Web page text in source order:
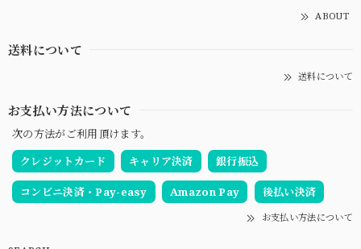
ABOUT
送料について
送料について
お支払い方法について
次の方法がご利用頂けます。
クレジットカード
キャリア決済 銀行振込
コンビニ決済・Pay-easy Amazon Pay 後払い決済
お支払い方法について